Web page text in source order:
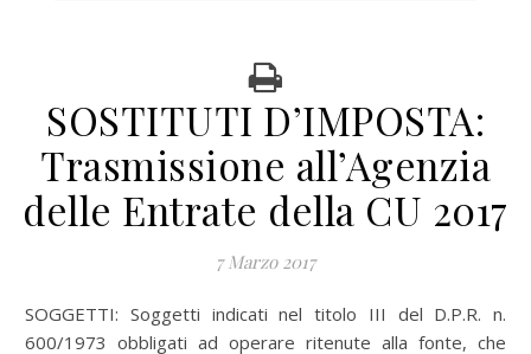
SOSTITUTI D’IMPOSTA:
Trasmissione all’Agenzia
delle Entrate della CU 2017
7 Marzo 2017
SOGGETTI: Soggetti indicati nel titolo III del D.P.R. n.
600/1973 obbligati ad operare ritenute alla fonte, che